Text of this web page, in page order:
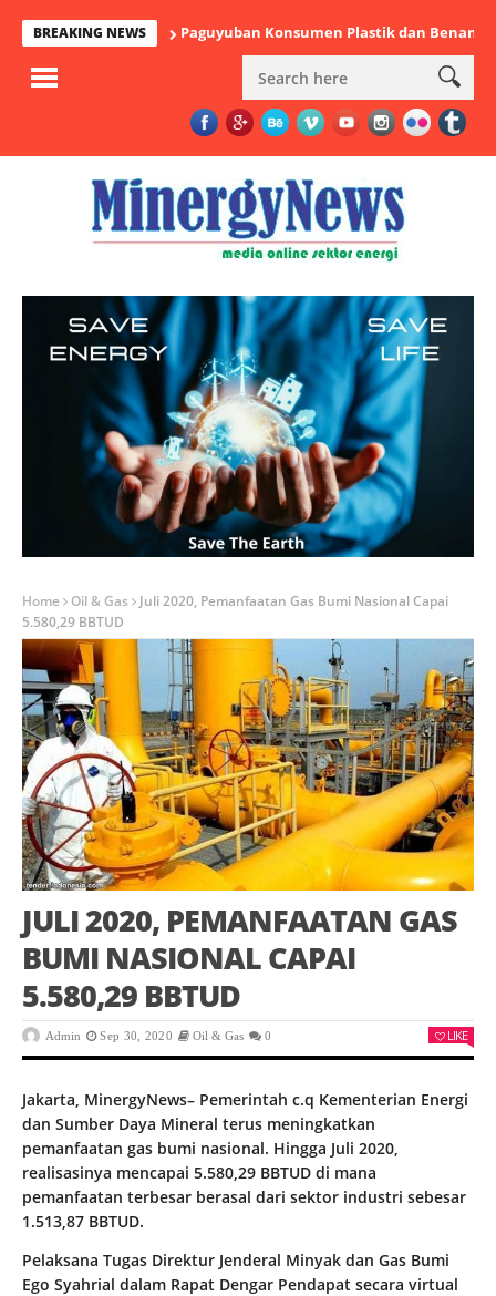
BREAKING NEWSPaguyuban Konsumen Plastik dan Benang
Home Oil & Gas
Juli 2020, Pemanfaatan Gas Bumi Nasional Capai
5.580,29 BBTUD
JULI 2020, PEMANFAATAN GAS
BUMI NASIONAL CAPAI
5.580,29 BBTUD
Admin Sep 30, 2020 Oil & Gas 0 LIKE
Jakarta, MinergyNews– Pemerintah c.q Kementerian Energi
dan Sumber Daya Mineral terus meningkatkan
pemanfaatan gas bumi nasional. Hingga Juli 2020,
realisasinya mencapai 5.580,29 BBTUD di mana
pemanfaatan terbesar berasal dari sektor industri sebesar
1.513,87 BBTUD.
Pelaksana Tugas Direktur Jenderal Minyak dan Gas Bumi
Ego Syahrial dalam Rapat Dengar Pendapat secara virtual